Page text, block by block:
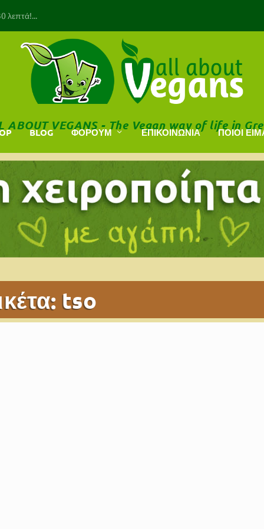
λεπτά!...
BLOG ΦΟΡΟΥΜ ΕΠΙΚΟΙΝΩΝΙΑ ΠΟΙΟΙ
ABOUT VEGANS - The Vegan way of life in
tso